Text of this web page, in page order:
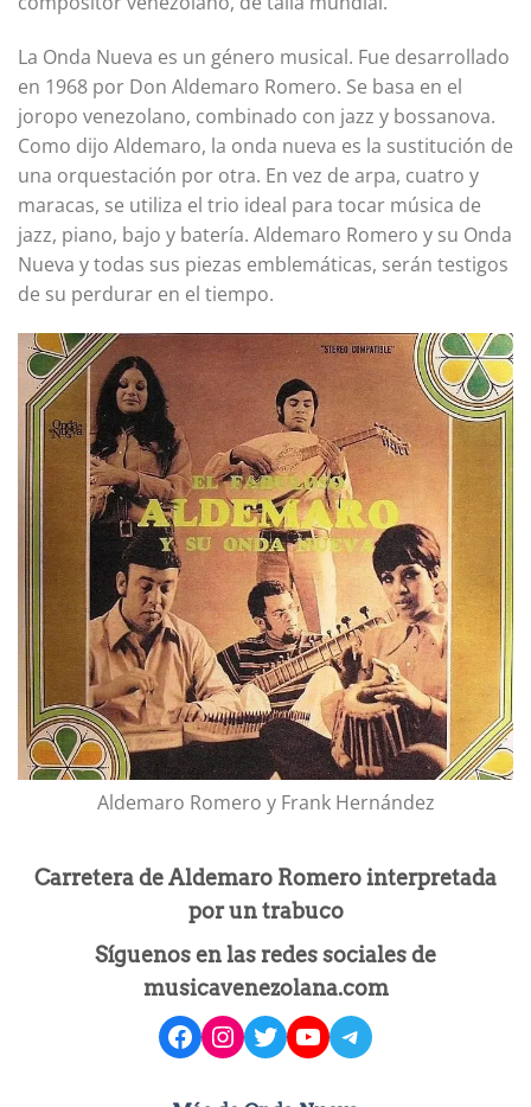
La Onda Nueva es un género musical. Fue desarrollado
en 1968 por Don Aldemaro Romero. Se basa en el
joropo venezolano, combinado con jazz y bossanova.
Como dijo Aldemaro, la onda nueva es la sustitución de
una orquestación por otra. En vez de arpa, cuatro y
maracas, se utiliza el trio ideal para tocar música de
jazz, piano, bajo y batería. Aldemaro Romero y su Onda
Nueva y todas sus piezas emblemáticas, serán testigos
de su perdurar en el tiempo.
Aldemaro Romero y Frank Hernández
Carretera de Aldemaro Romero interpretada
por un trabuco
Síguenos en las redes sociales de
musicavenezolana.com
facebook
instagram
Twitter
YouTube
Telegram